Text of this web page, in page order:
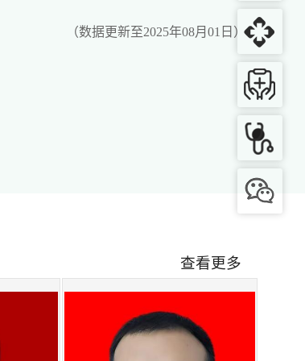
（数据更新至2025年08月01日）
查看更多